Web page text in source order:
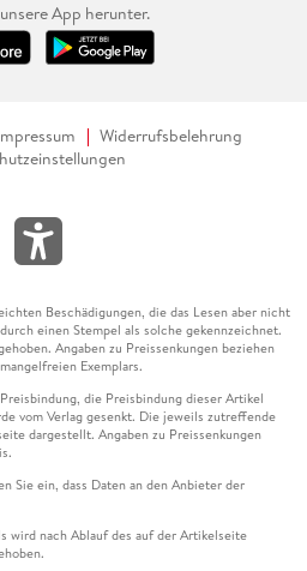
App herunter.
Widerrufsbelehrung
Beschädigungen, die das Lesen aber nicht
einen Stempel als solche gekennzeichnet.
Angaben zu Preissenkungen beziehen
Exemplars.
die Preisbindung dieser Artikel
vom Verlag gesenkt. Die jeweils zutreffende
dargestellt. Angaben zu Preissenkungen
Sie ein, dass Daten an den Anbieter der
wird nach Ablauf des auf der Artikelseite